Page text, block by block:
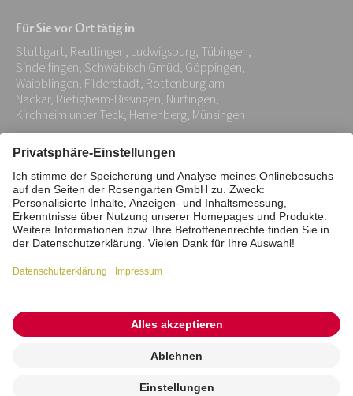
Adresse:
*
Für Sie vor Ort tätig in
Stuttgart, Reutlingen, Ludwigsburg, Tübingen,
Sindelfingen, Schwäbisch Gmüd, Göppingen,
Waibblingen, Filderstadt, Rottenburg am
Nackar, Rietigheim-Bissingen, Nürtingen,
Kirchheim unter Teck, Herrenberg, Münsingen
Impressum Datenschutz
Stiftung
Interne Meldestelle
Zahlungsmittel
Barrierefreiheitserklärung
Vertrag widerrufen
© 2026 ROSENGARTEN-Tierbestattung